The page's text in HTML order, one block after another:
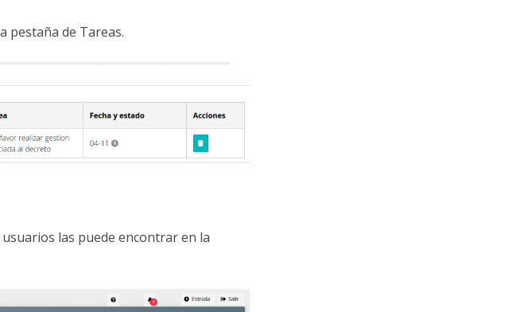
pestaña de Tareas.
las puede encontrar en la